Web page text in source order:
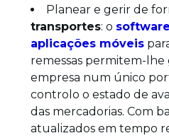
Planear e gerir de
transportes: o
aplicações móveis
remessas permitem-
empresa num único
controlo o estado de
das mercadorias. Com
atualizados em tempo